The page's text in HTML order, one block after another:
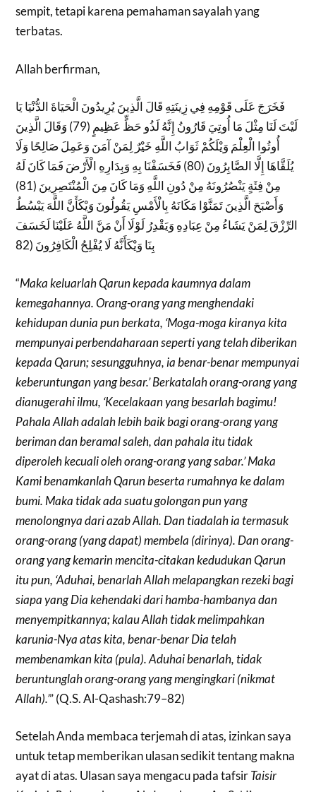
sempit, tetapi karena pemahaman sayalah yang
terbatas.
Allah berfirman,
فَخَرَجَ عَلَى قَوْمِهِ فِي زِينَتِهِ قَالَ الَّذِينَ يُرِيدُونَ الْحَيَاةَ الدُّنْيَا يَا
لَيْتَ لَنَا مِثْلَ مَا أُوتِيَ قَارُونُ إِنَّهُ لَذُو حَظٍّ عَظِيمٍ (79) وَقَالَ الَّذِينَ
أُوتُوا الْعِلْمَ وَيْلَكُمْ ثَوَابُ اللَّهِ خَيْرٌ لِمَنْ آمَنَ وَعَمِلَ صَالِحًا وَلَا
يُلَقَّاهَا إِلَّا الصَّابِرُونَ (80) فَخَسَفْنَا بِهِ وَبِدَارِهِ الْأَرْضَ فَمَا كَانَ لَهُ
مِنْ فِئَةٍ يَنْصُرُونَهُ مِنْ دُونِ اللَّهِ وَمَا كَانَ مِنَ الْمُنْتَصِرِينَ (81)
وَأَصْبَحَ الَّذِينَ تَمَنَّوْا مَكَانَهُ بِالْأَمْسِ يَقُولُونَ وَيْكَأَنَّ اللَّهَ يَبْسُطُ
الرِّزْقَ لِمَنْ يَشَاءُ مِنْ عِبَادِهِ وَيَقْدِرُ لَوْلَا أَنْ مَنَّ اللَّهُ عَلَيْنَا لَخَسَفَ
بِنَا وَيْكَأَنَّهُ لَا يُفْلِحُ الْكَافِرُونَ (82
“Maka keluarlah Qarun kepada kaumnya dalam
kemegahannya. Orang-orang yang menghendaki
kehidupan dunia pun berkata, ‘Moga-moga kiranya kita
mempunyai perbendaharaan seperti yang telah diberikan
kepada Qarun; sesungguhnya, ia benar-benar mempunyai
keberuntungan yang besar.’ Berkatalah orang-orang yang
dianugerahi ilmu, ‘Kecelakaan yang besarlah bagimu!
Pahala Allah adalah lebih baik bagi orang-orang yang
beriman dan beramal saleh, dan pahala itu tidak
diperoleh kecuali oleh orang-orang yang sabar.’ Maka
Kami benamkanlah Qarun beserta rumahnya ke dalam
bumi. Maka tidak ada suatu golongan pun yang
menolongnya dari azab Allah. Dan tiadalah ia termasuk
orang-orang (yang dapat) membela (dirinya). Dan orang-
orang yang kemarin mencita-citakan kedudukan Qarun
itu pun, ‘Aduhai, benarlah Allah melapangkan rezeki bagi
siapa yang Dia kehendaki dari hamba-hambanya dan
menyempitkannya; kalau Allah tidak melimpahkan
karunia-Nya atas kita, benar-benar Dia telah
membenamkan kita (pula). Aduhai benarlah, tidak
beruntunglah orang-orang yang mengingkari (nikmat
Allah).’” (Q.S. Al-Qashash:79–82)
Setelah Anda membaca terjemah di atas, izinkan saya
untuk tetap memberikan ulasan sedikit tentang makna
ayat di atas. Ulasan saya mengacu pada tafsirTaisir